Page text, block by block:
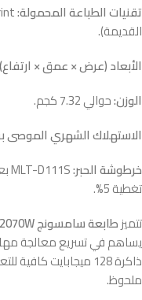
تقنيات الطباعة المحمولة:
القديمة).
الأبعاد (عرض × عمق ×
الوزن:حوالي 7.32 كجم.
الاستهلاك الشهري الموصى
خرطوشة الحبر:
تغطية 5%.
تتميزطابعة سامسونج M2070W
يساهم في تسريع معالجة
ذاكرة 128 ميجابايت
ملحوظ.